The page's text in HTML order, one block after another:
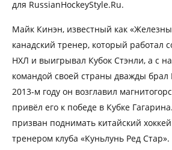
для RussianHockeyStyle.Ru.
Майк Кинэн, известный как
канадский тренер, который работал
НХЛ и выигрывал Кубок Стэнли, а с
командой своей страны дважды брал
2013-м году он возглавил
привёл его к победе в Кубке
призван поднимать китайский
тренером клуба «Куньлунь Ред Стар».